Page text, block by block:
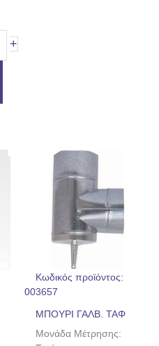
+
Κωδικός προϊόντος:
003657
ΜΠΟΥΡΙ ΓΑΛΒ. ΤΑΦ
Μονάδα Μέτρησης: